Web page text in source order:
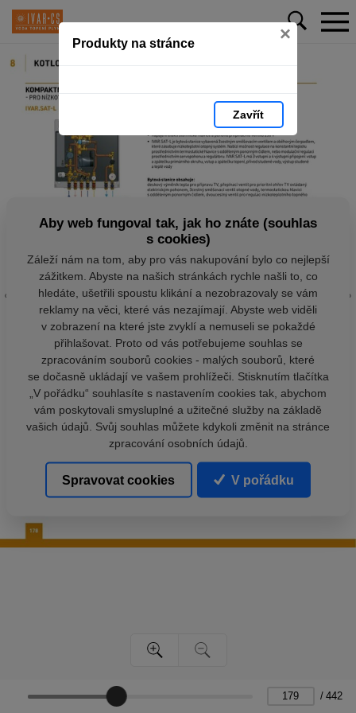
Produkty na stránce ×
Zavřít
/ 442
Aby web fungoval tak, jak ho znáte (souhlas
s cookies)
Záleží nám na tom, aby pro vás nakupování bylo co nejlepší
zážitkem. Abyste na našich stránkách rychle našli to, co
hledáte, ušetřili spoustu klikání a nezobrazovaly se vám
reklamy na věci, které vás nezajímají. Abyste web viděli
v zobrazení na které jste zvyklí a nemuseli se pokaždé
přihlašovat. Proto od vás potřebujeme souhlas se
zpracováním souborů cookies - malých souborů, které
se dočasně ukládají ve vašem prohlížeči. Stisknutím tlačítka
„V pořádku“ souhlasíte s nastavením cookies tak, abychom
vám poskytovali smysluplné a užitečné služby na základě
vašich údajů. Svůj souhlas můžete kdykoli změnit na stránce
zpracování osobních údajů.
Spravovat cookies V pořádku